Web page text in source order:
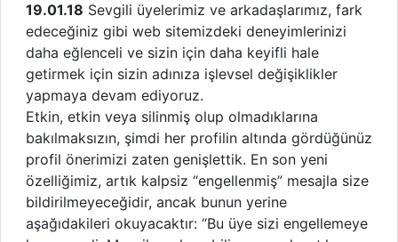
19.01.18 Sevgili üyelerimiz ve arkadaşlarımız, fark
edeceğiniz gibi web sitemizdeki deneyimlerinizi
daha eğlenceli ve sizin için daha keyifli hale
getirmek için sizin adınıza işlevsel değişiklikler
yapmaya devam ediyoruz.
Etkin, etkin veya silinmiş olup olmadıklarına
bakılmaksızın, şimdi her profilin altında gördüğünüz
profil önerimizi zaten genişlettik. En son yeni
özelliğimiz, artık kalpsiz “engellenmiş” mesajla size
bildirilmeyeceğidir, ancak bunun yerine
aşağıdakileri okuyacaktır: “Bu üye sizi engellemeye